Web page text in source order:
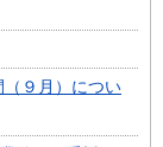
９月）につい